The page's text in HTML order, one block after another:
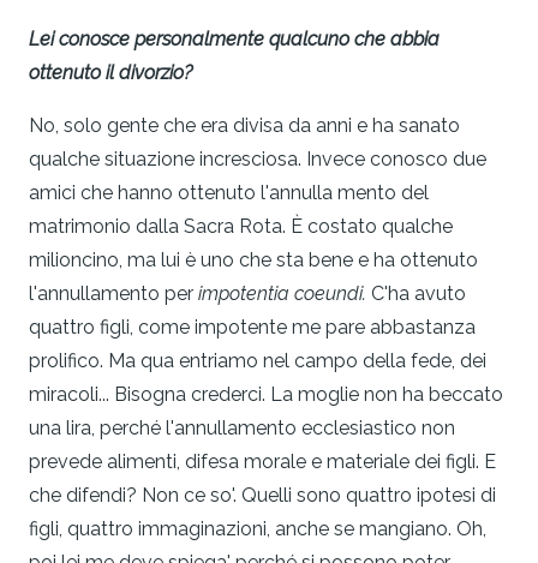
Lei conosce personalmente qualcuno che abbia
ottenuto il divorzio?
No, solo gente che era divisa da anni e ha sanato
qualche situazione incresciosa. Invece conosco due
amici che hanno ottenuto l'annulla­ mento del
matrimonio dalla Sacra Rota. È costato qualche
milionci­no, ma lui è uno che sta bene e ha ottenuto
l'annullamento per impo­tentia coeundi. C'ha avuto
quattro figli, come impotente me pare abbastanza
prolifico. Ma qua entriamo nel campo della fede, dei
mi­racoli... Bisogna crederci. La moglie non ha beccato
una lira, perché l'annullamento ecclesiastico non
prevede alimenti, difesa morale e materiale dei figli. E
che difendi? Non ce so'. Quelli sono quattro ipo­tesi di
figli, quattro immaginazioni, anche se mangiano. Oh,